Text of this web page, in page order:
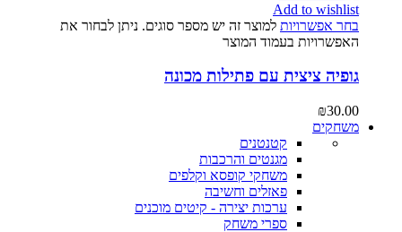
Add to wishlist
בחר אפשרויות למוצר זה יש מספר סוגים. ניתן לבחור את
האפשרויות בעמוד המוצר
גופיה ציצית עם פתילות מכונה
₪30.00
משחקים
קטנטנים
מגנטים והרכבות
משחקי קופסא וקלפים
פאזלים וחשיבה
ערכות יצירה - קיטים מוכנים
ספרי משחק